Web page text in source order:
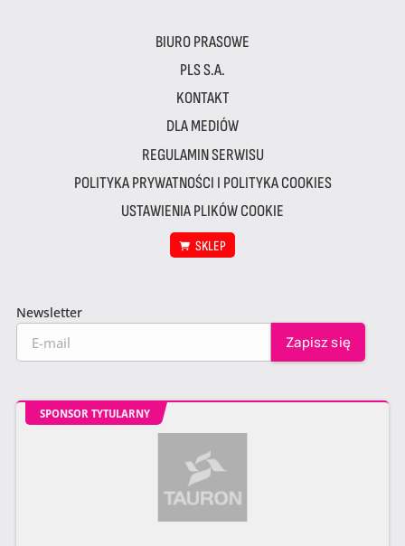
BIURO PRASOWE
PLS S.A.
KONTAKT
DLA MEDIÓW
REGULAMIN SERWISU
POLITYKA PRYWATNOŚCI I POLITYKA COOKIES
USTAWIENIA PLIKÓW COOKIE
SKLEP
Newsletter
SPONSOR TYTULARNY